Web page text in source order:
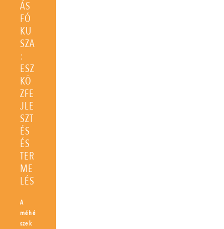
ÁS
FÓ
KU
SZA
:
ESZ
KÖ
ZFE
JLE
SZT
ÉS
ÉS
TER
ME
LÉS
A
méhé
szek